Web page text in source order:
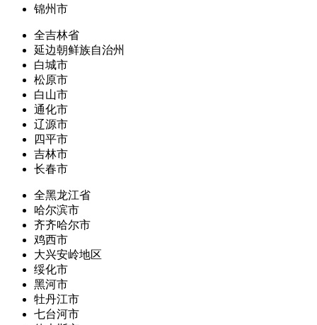
锦州市
全吉林省
延边朝鲜族自治州
白城市
松原市
白山市
通化市
辽源市
四平市
吉林市
长春市
全黑龙江省
哈尔滨市
齐齐哈尔市
鸡西市
大兴安岭地区
绥化市
黑河市
牡丹江市
七台河市